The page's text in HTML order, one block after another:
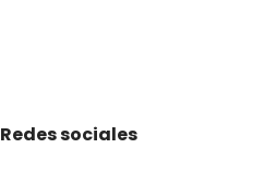
Redes sociales